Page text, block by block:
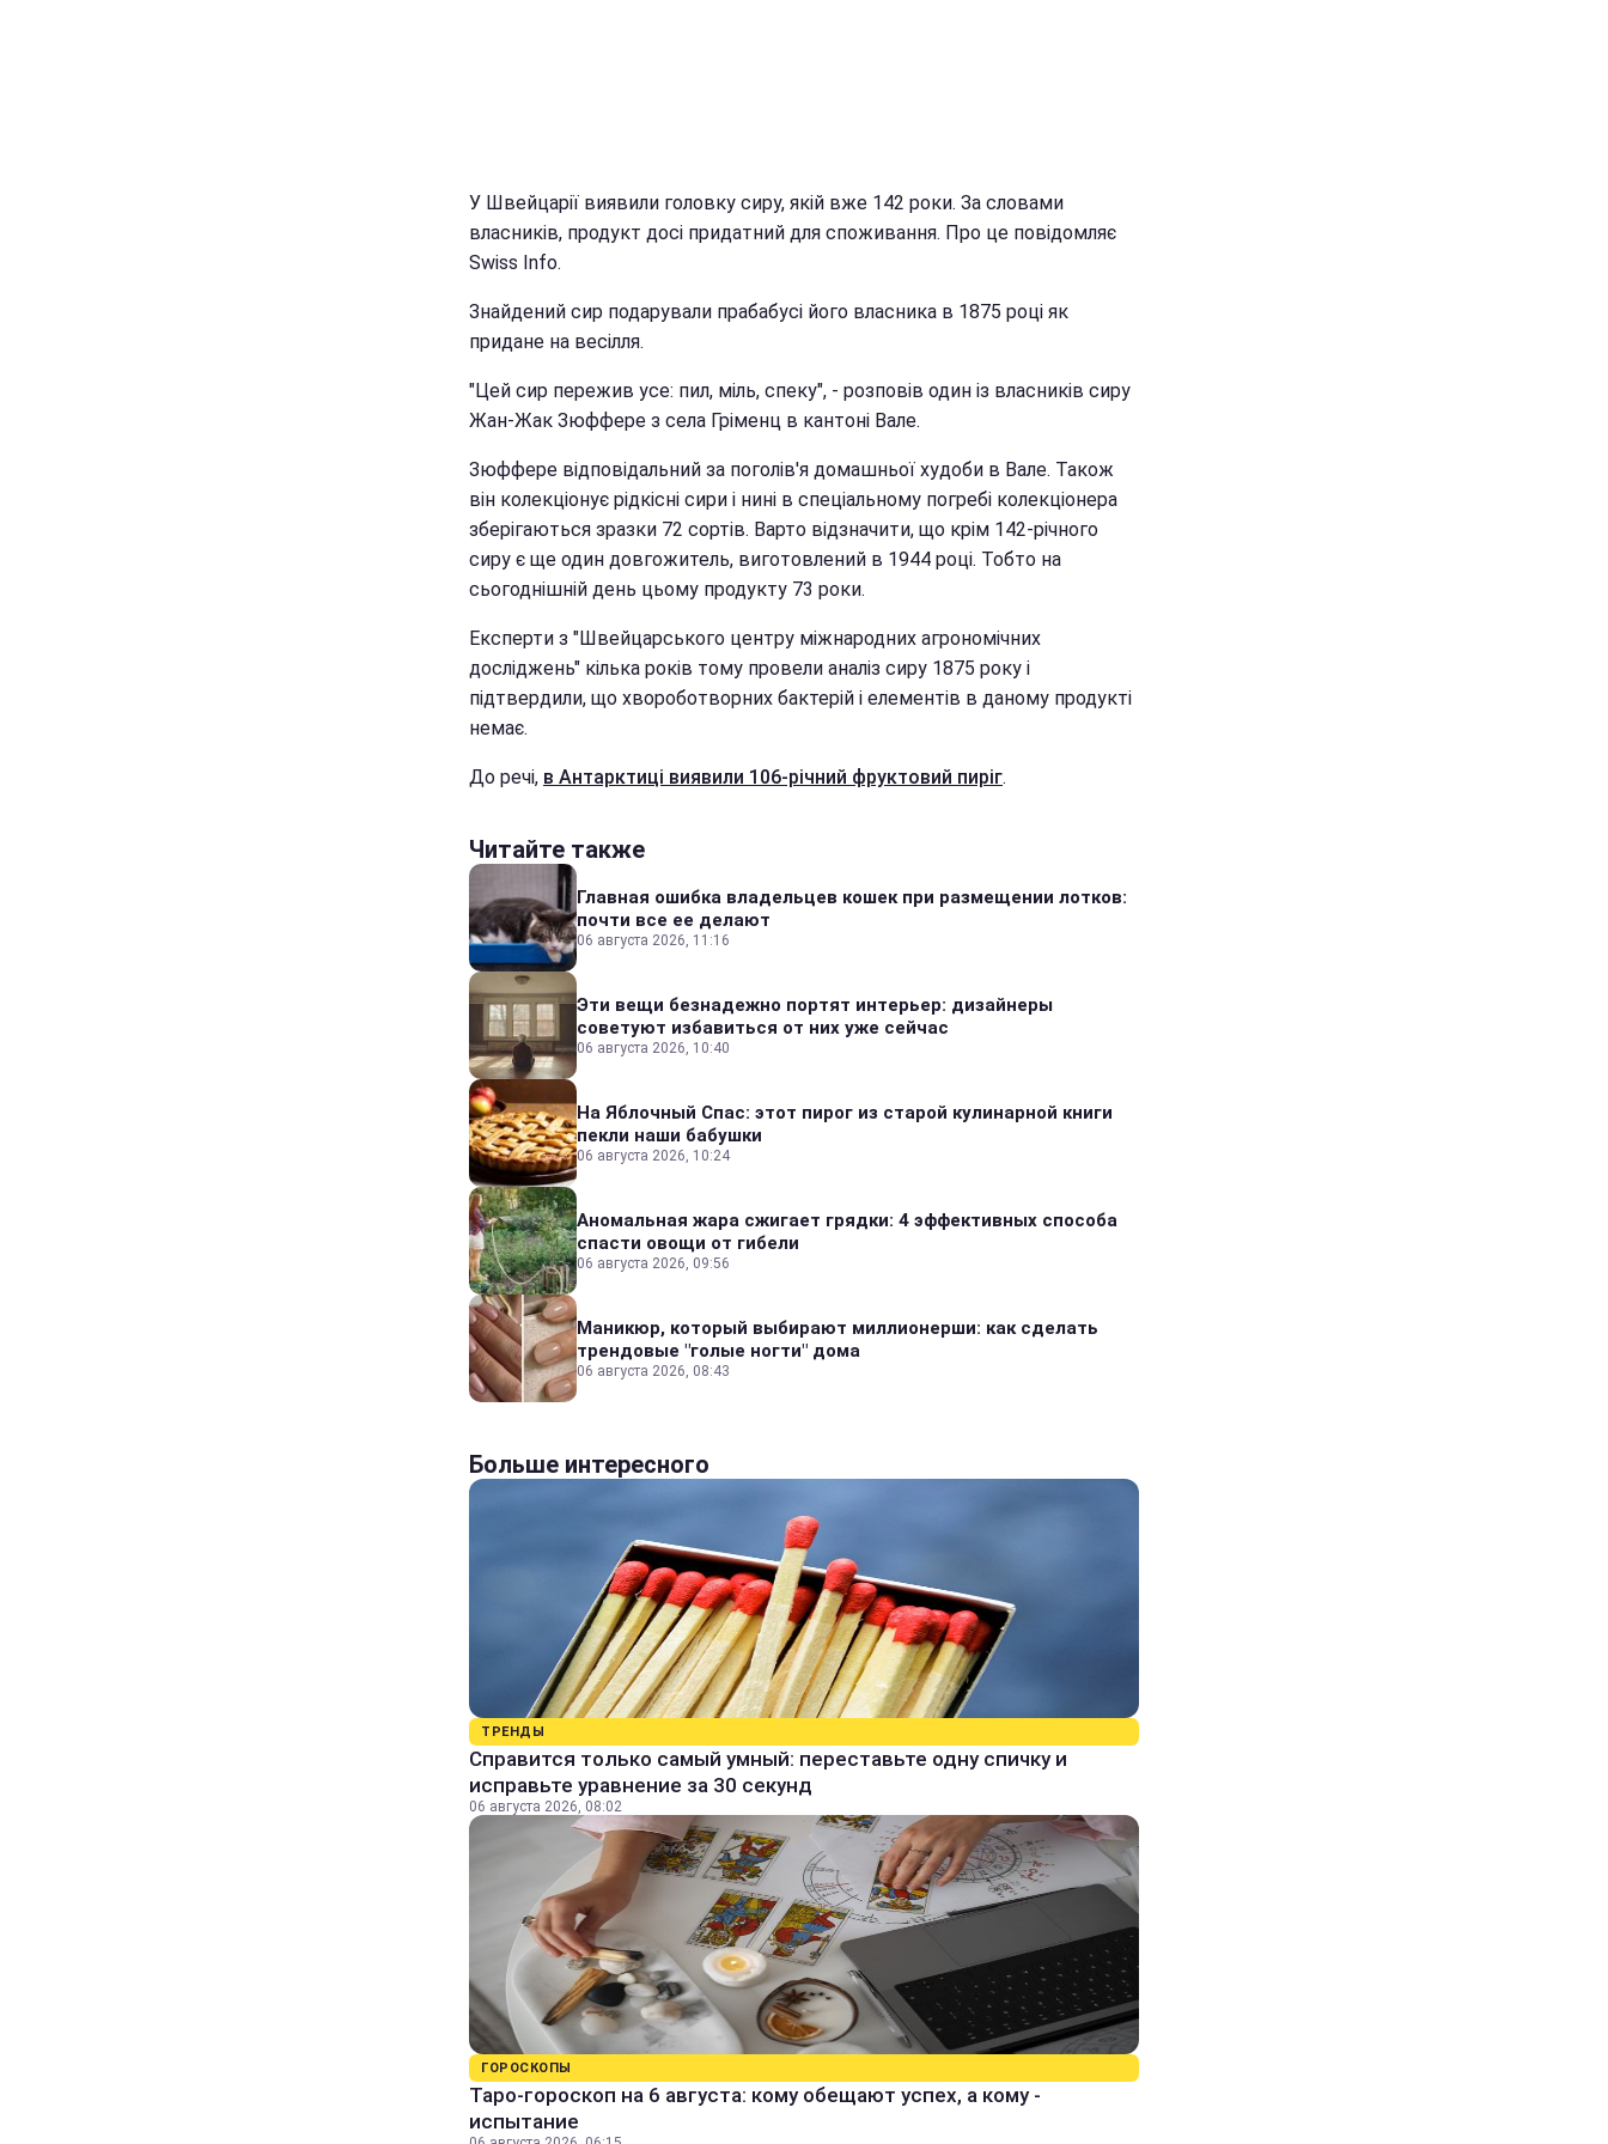
У Швейцарії виявили головку сиру, якій вже 142 роки. За словами
власників, продукт досі придатний для споживання. Про це повідомляє
Swiss Info.
Знайдений сир подарували прабабусі його власника в 1875 році як
придане на весілля.
"Цей сир пережив усе: пил, міль, спеку", - розповів один із власників сиру
Жан-Жак Зюффере з села Гріменц в кантоні Вале.
Зюффере відповідальний за поголів'я домашньої худоби в Вале. Також
він колекціонує рідкісні сири і нині в спеціальному погребі колекціонера
зберігаються зразки 72 сортів. Варто відзначити, що крім 142-річного
сиру є ще один довгожитель, виготовлений в 1944 році. Тобто на
сьогоднішній день цьому продукту 73 роки.
Експерти з "Швейцарського центру міжнародних агрономічних
досліджень" кілька років тому провели аналіз сиру 1875 року і
підтвердили, що хвороботворних бактерій і елементів в даному продукті
немає.
До речі, в Антарктиці виявили 106-річний фруктовий пиріг.
Читайте также
Главная ошибка владельцев кошек при размещении лотков:
почти все ее делают
06 августа 2026, 11:16
Эти вещи безнадежно портят интерьер: дизайнеры
советуют избавиться от них уже сейчас
06 августа 2026, 10:40
На Яблочный Спас: этот пирог из старой кулинарной книги
пекли наши бабушки
06 августа 2026, 10:24
Аномальная жара сжигает грядки: 4 эффективных способа
спасти овощи от гибели
06 августа 2026, 09:56
Маникюр, который выбирают миллионерши: как сделать
трендовые "голые ногти" дома
06 августа 2026, 08:43
Больше интересного
ТРЕНДЫ
Справится только самый умный: переставьте одну спичку и
исправьте уравнение за 30 секунд
06 августа 2026, 08:02
ГОРОСКОПЫ
Таро-гороскоп на 6 августа: кому обещают успех, а кому -
испытание